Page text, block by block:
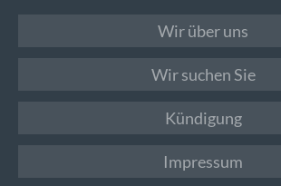
Wir über uns
Wir suchen Sie
Kündigung
Impressum